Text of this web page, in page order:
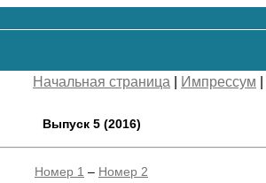
Начальная страница
Импрессум
Выпуск 5 (2016)
Номер 1 – Номер 2